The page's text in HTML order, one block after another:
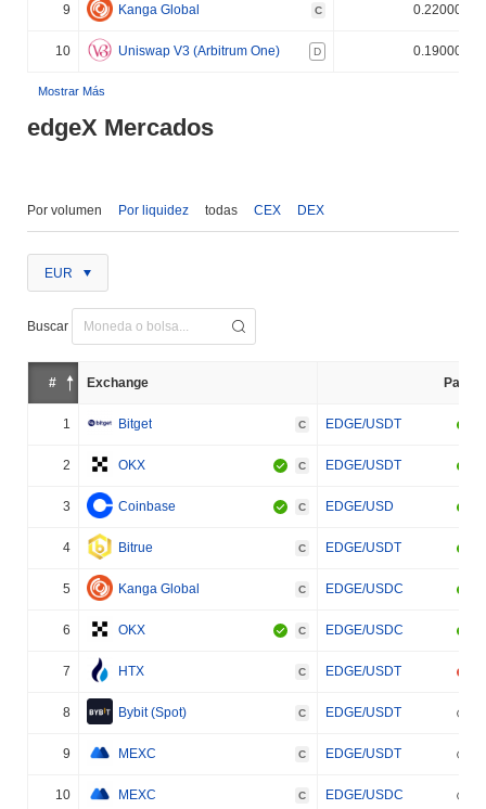
9 Kanga Global C 0.220000%
10 Uniswap V3 (Arbitrum One) D 0.190000%
Mostrar Más
edgeX Mercados
Por volumen Por liquidez todas CEX DEX
EUR
Buscar
# Exchange Par
1 Bitget C EDGE/USDT
2 OKX C EDGE/USDT
3 Coinbase C EDGE/USD
4 Bitrue C EDGE/USDT
5 Kanga Global C EDGE/USDC
6 OKX C EDGE/USDC
7 HTX C EDGE/USDT
8 Bybit (Spot) C EDGE/USDT
9 MEXC C EDGE/USDT
10 MEXC C EDGE/USDC